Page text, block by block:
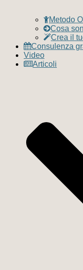
Metodo
Cosa
Crea il
Consulenza
Video
Articoli